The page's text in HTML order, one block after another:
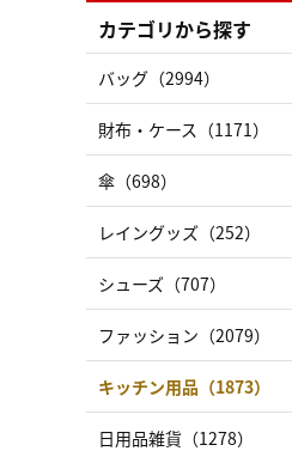
カテゴリから探す
バッグ（2994）
財布・ケース（1171）
傘（698）
レイングッズ（252）
シューズ（707）
ファッション（2079）
キッチン用品（1873）
日用品雑貨（1278）